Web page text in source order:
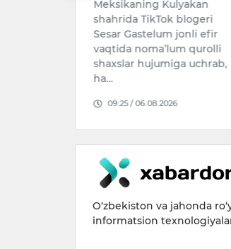
O‘zbekistonda chorvachilik
tarmog‘ini rivojlantirish
maqsadida 2026–2028
yillarda 463 million dollar
miqdorida mablag‘ yo‘na…
09:19 / 06.08.2026
O‘zbekiston va jahonda
informatsion